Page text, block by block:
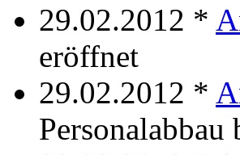
29.02.2012 *
eröffnet
29.02.2012 *